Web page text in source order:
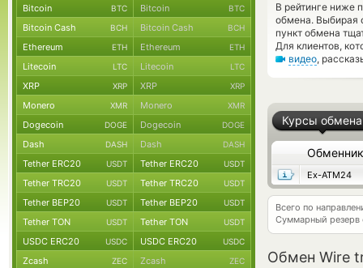
В рейтинге ниже
обмена. Выбирая
пункт обмена
Для клиентов,
видео,
Курсы обмена
Обменник
Ex-ATM24
Всего по
Суммарный резерв
Обмен Wire
Bitcoin BTC Bitcoin BTC
Bitcoin Cash BCH Bitcoin Cash BCH
Ethereum ETH Ethereum ETH
Litecoin LTC Litecoin LTC
XRP XRP XRP XRP
Monero XMR Monero XMR
Dogecoin DOGE Dogecoin DOGE
Dash DASH Dash DASH
Tether ERC20 USDT Tether ERC20 USDT
Tether TRC20 USDT Tether TRC20 USDT
Tether BEP20 USDT Tether BEP20 USDT
Tether TON USDT Tether TON USDT
USDC ERC20 USDC USDC ERC20 USDC
Zcash ZEC Zcash ZEC